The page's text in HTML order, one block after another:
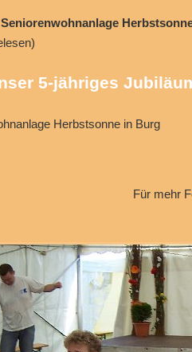
)
5-jähriges
Herbstsonne in Burg
Für mehr